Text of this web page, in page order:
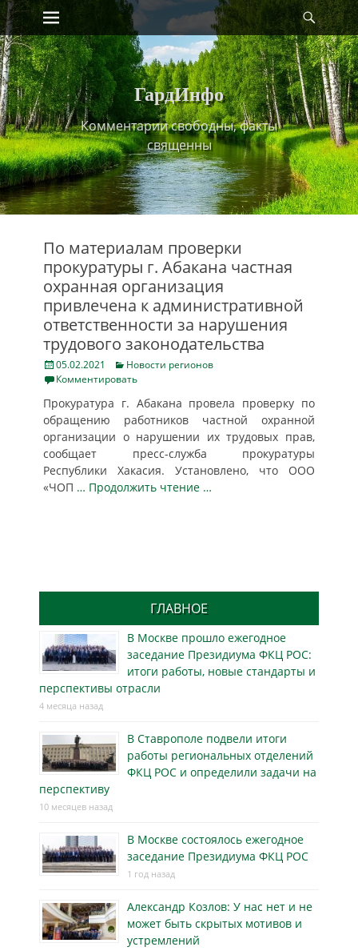
Skip
to
content
Primary Menu
ГардИнфо
Комментарии свободны, факты
священны
По материалам проверки
прокуратуры г. Абакана частная
охранная организация
привлечена к административной
ответственности за нарушения
трудового законодательства
Posted
on
05.02.2021 Categories
Новости регионов
Комментировать
Прокуратура г. Абакана провела проверку по
обращению работников частной охранной
организации о нарушении их трудовых прав,
сообщает пресс-служба прокуратуры
Республики Хакасия. Установлено, что ООО
«ЧОП … Продолжить чтение …
ГЛАВНОЕ
В Москве прошло ежегодное
заседание Президиума ФКЦ РОС:
итоги работы, новые стандарты и
перспективы отрасли
4 месяца назад
В Ставрополе подвели итоги
работы региональных отделений
ФКЦ РОС и определили задачи на
перспективу
10 месяцев назад
В Москве состоялось ежегодное
заседание Президиума ФКЦ РОС
1 год назад
Александр Козлов: У нас нет и не
может быть скрытых мотивов и
устремлений